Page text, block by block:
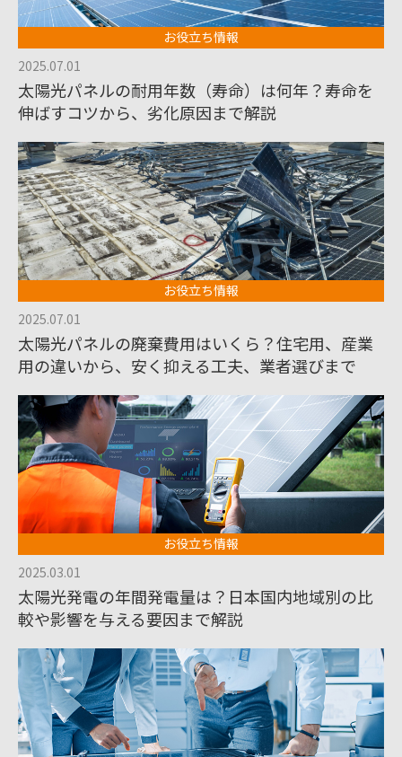
お役立ち情報
2025.07.01
太陽光パネルの耐用年数（寿命）は何年？寿命を
伸ばすコツから、劣化原因まで解説
お役立ち情報
2025.07.01
太陽光パネルの廃棄費用はいくら？住宅用、産業
用の違いから、安く抑える工夫、業者選びまで
お役立ち情報
2025.03.01
太陽光発電の年間発電量は？日本国内地域別の比
較や影響を与える要因まで解説